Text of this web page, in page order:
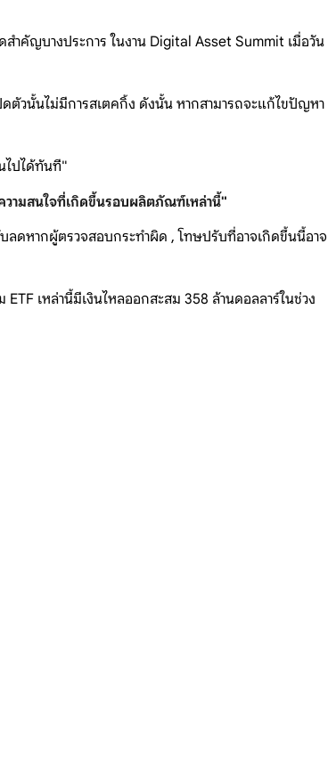
ำคัญบางประการ ในงาน Digital Asset Summit เมื่อวัน
ตัวนั้นไม่มีการสเตคกิ้ง ดังนั้น หากสามารถจะแก้ไขปัญหา
ไปได้ทันที"
วามสนใจที่เกิดขึ้นรอบผลิตภัณฑ์เหล่านี้"
ลดหากผู้ตรวจสอบกระทำผิด , โทษปรับที่อาจเกิดขึ้นนี้อาจ
เหล่านี้มีเงินไหลออกสะสม 358 ล้านดอลลาร์ในช่วง